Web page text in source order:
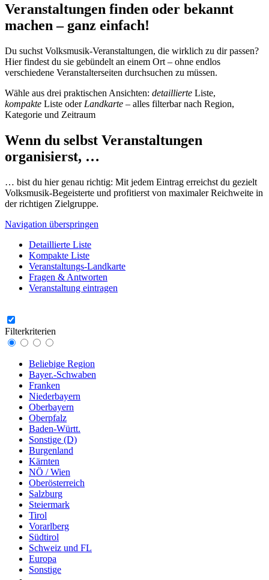
Veranstaltungen finden oder bekannt
machen – ganz einfach!
Du suchst Volksmusik-Veranstaltungen, die wirklich zu dir passen?
Hier findest du sie gebündelt an einem Ort – ohne endlos
verschiedene Veranstalterseiten durchsuchen zu müssen.
Wähle aus drei praktischen Ansichten: detaillierte Liste,
kompakte Liste oder Landkarte – alles filterbar nach Region,
Kategorie und Zeitraum
Wenn du selbst Veranstaltungen
organisierst, …
… bist du hier genau richtig: Mit jedem Eintrag erreichst du gezielt
Volksmusik-Begeisterte und profitierst von maximaler Reichweite in
der richtigen Zielgruppe.
Navigation überspringen
Detaillierte Liste
Kompakte Liste
Veranstaltungs-Landkarte
Fragen & Antworten
Veranstaltung eintragen
Filterkriterien
Beliebige Region
Bayer.-Schwaben
Franken
Niederbayern
Oberbayern
Oberpfalz
Baden-Württ.
Sonstige (D)
Burgenland
Kärnten
NÖ / Wien
Oberösterreich
Salzburg
Steiermark
Tirol
Vorarlberg
Südtirol
Schweiz und FL
Europa
Sonstige